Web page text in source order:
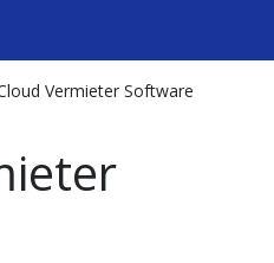
Vermieter Software